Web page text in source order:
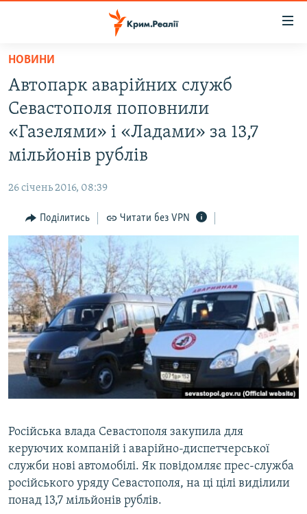
Перейти
основного
матеріалу
Перейти
до
основної
Перейти
пошуку
ВОДА.КРИМ
ВІДЕО ТА ФОТО
ПОЛІТИКА
ІНТЕРВ'Ю
ВСЕ ЗА ДЕНЬ
СПЕЦПРОЕКТИ
ДЕПОРТАЦІЯ
ВІДЕОУРОКИ «ELIFBE»
СВІДЧЕННЯ ОКУПАЦІЇ
УКРАЇНСЬКА ПРОБЛЕМА КРИМУ
ІНФОГРАФІКА
ЯК ОБІЙТИ БЛОКУВАННЯ
Русский
Qırımtatar
ДОЛУЧАЙСЯ!
Усі сайти RFE/RL
НОВИНИ
Автопарк аварійних служб
Севастополя поповнили
«Газелями» і «Ладами» за 13,7
мільйонів рублів
26 січень 2016, 08:39
Поділитись Читати без VPN
Російська влада Севастополя закупила для
керуючих компаній і аварійно-диспетчерської
служби нові автомобілі. Як повідомляє прес-служба
російського уряду Севастополя, на ці цілі виділили
понад 13,7 мільйонів рублів.